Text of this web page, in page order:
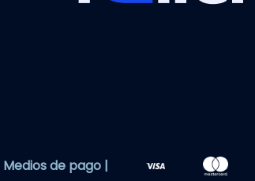
Medios de pago |